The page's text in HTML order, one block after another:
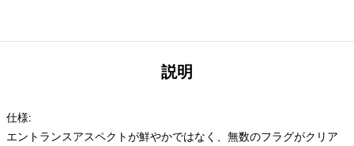
説明
仕様:
エントランスアスペクトが鮮やかではなく、無数のフラグがクリア